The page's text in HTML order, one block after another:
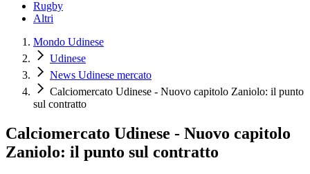
Rugby
Altri
Mondo Udinese
Udinese
News Udinese mercato
Calciomercato Udinese - Nuovo capitolo Zaniolo: il punto
sul contratto
Calciomercato Udinese - Nuovo capitolo
Zaniolo: il punto sul contratto